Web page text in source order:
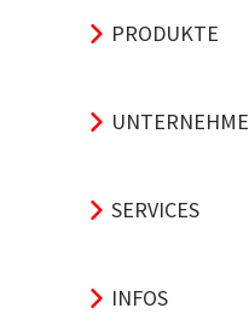
PRODUKTE
SERVICES
INFOS